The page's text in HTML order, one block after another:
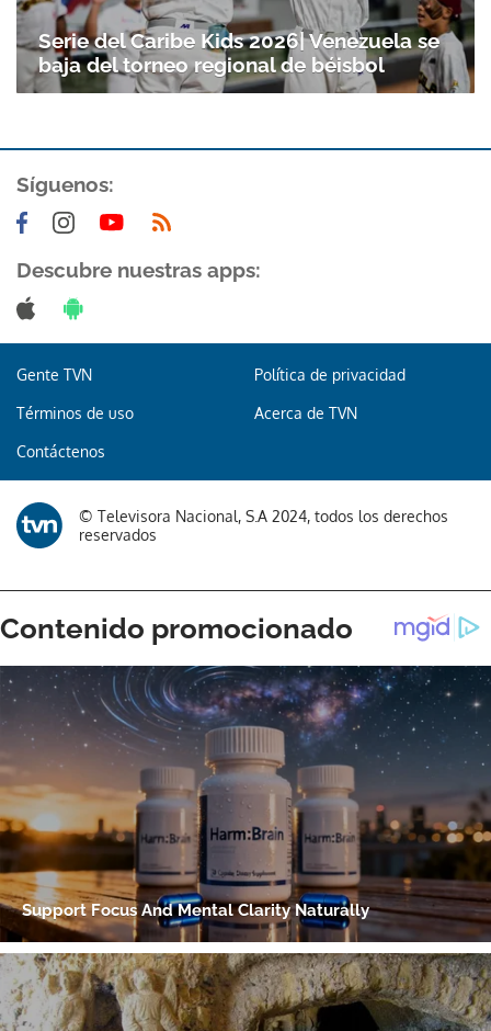
ACEPTAR
Serie del Caribe Kids 2026| Venezuela se
baja del torneo regional de béisbol
Síguenos:
Descubre nuestras apps:
Gente TVN Política de privacidad
Términos de uso Acerca de TVN
Contáctenos
© Televisora Nacional, S.A 2024, todos los derechos
reservados